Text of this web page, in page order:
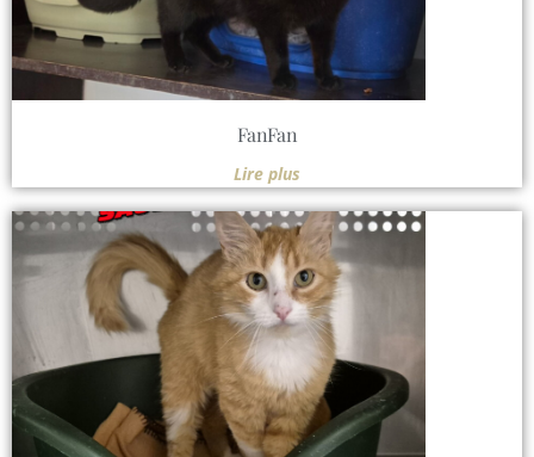
FanFan
Lire plus